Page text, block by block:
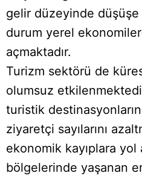
gelir düzeyinde
durum yerel
açmaktadır.
Turizm sektörü de
olumsuz
turistik
ziyaretçi sayılarını
ekonomik kayıplara yol
bölgelerinde yaşanan